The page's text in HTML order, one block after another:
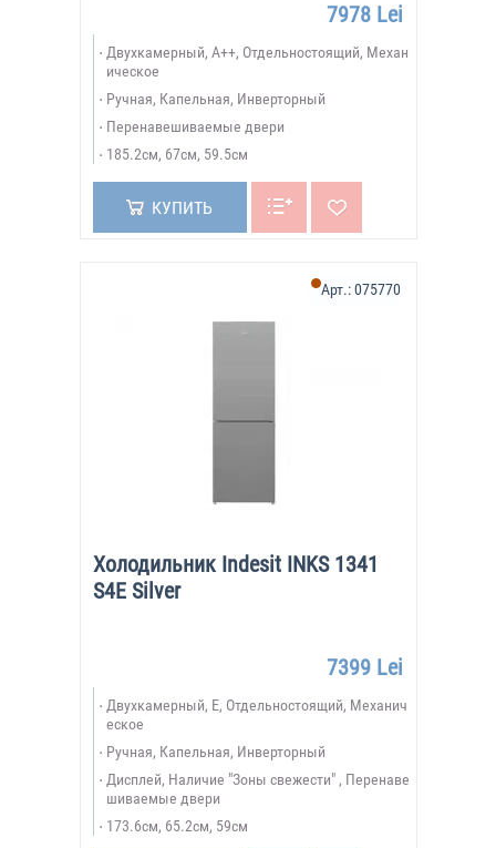
7978 Lei
Двухкамерный, A++, Отдельностоящий, Механ
ическое
Ручная, Капельная, Инверторный
Перенавешиваемые двери
185.2см, 67см, 59.5см
КУПИТЬ
Холодильник Indesit INKS 1341
S4E Silver
Арт.:075770
7399 Lei
Двухкамерный, E, Отдельностоящий, Механич
еское
Ручная, Капельная, Инверторный
Дисплей, Наличие "Зоны свежести" , Перенаве
шиваемые двери
173.6см, 65.2см, 59см